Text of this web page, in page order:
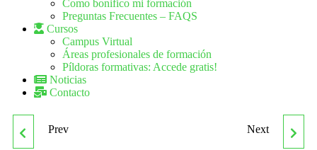
Como bonifico mi formación
Preguntas Frecuentes – FAQS
Cursos
Campus Virtual
Áreas profesionales de formación
Píldoras formativas: Accede gratis!
Noticias
Contacto
Prev ARGG008PO EDICIÓN DE
Next